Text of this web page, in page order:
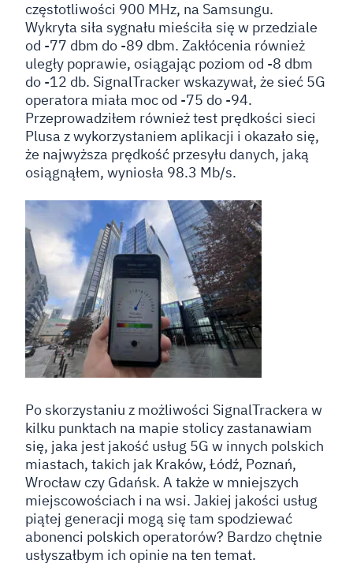
częstotliwości 900 MHz, na Samsungu.
Wykryta siła sygnału mieściła się w przedziale
od -77 dbm do -89 dbm. Zakłócenia również
uległy poprawie, osiągając poziom od -8 dbm
do -12 db. SignalTracker wskazywał, że sieć 5G
operatora miała moc od -75 do -94.
Przeprowadziłem również test prędkości sieci
Plusa z wykorzystaniem aplikacji i okazało się,
że najwyższa prędkość przesyłu danych, jaką
osiągnąłem, wyniosła 98.3 Mb/s.
Po skorzystaniu z możliwości SignalTrackera w
kilku punktach na mapie stolicy zastanawiam
się, jaka jest jakość usług 5G w innych polskich
miastach, takich jak Kraków, Łódź, Poznań,
Wrocław czy Gdańsk. A także w mniejszych
miejscowościach i na wsi. Jakiej jakości usług
piątej generacji mogą się tam spodziewać
abonenci polskich operatorów? Bardzo chętnie
usłyszałbym ich opinie na ten temat.